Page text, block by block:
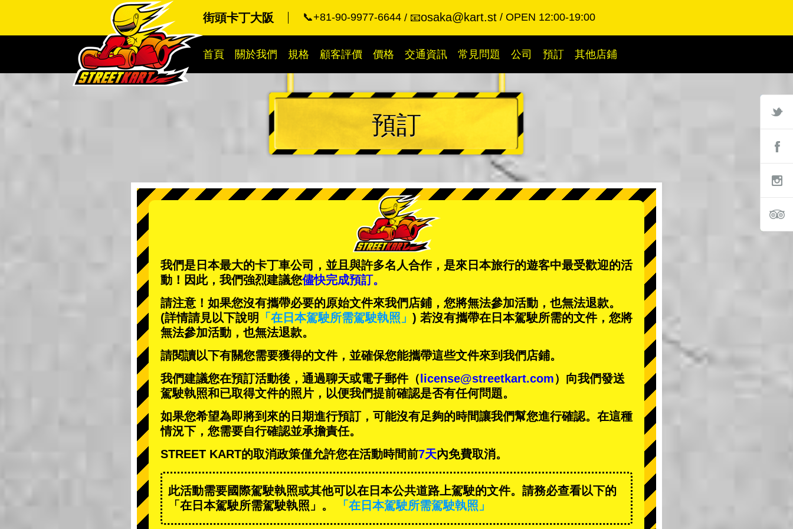
街頭卡丁大阪 📞+81-90-9977-6644 📧osaka@kart.st OPEN 12:00-19:00
首頁 關於我們 規格 顧客評價 價格 交通資訊 常見問題 公司 預訂 其他店鋪
預訂
我們是日本最大的卡丁車公司，並且與許多名人合作，是來日本旅行的遊客中最受歡迎的活
動 ！因此，我們強烈建議您儘快完成預訂。
請注意！如果您沒有攜帶必要的原始文件來我們店鋪，您將無法參加活動，也無法退款。
(詳情請見以下說明
「在日本駕駛所需駕駛執照」 ) 若沒有攜帶在日本駕駛所需的文件，您將
無法參加活動，也無法退款。
請閱讀以下有關您需要獲得的文件，並確保您能攜帶這些文件來到我們店鋪。
我們建議您在預訂活動後，通過聊天或電子郵件（ license@streetkart.com）向我們發送
駕駛執照和已取得文件的照片，以便我們提前確認是否有任何問題。
如果您希望為即將到來的日期進行預訂，可能沒有足夠的時間讓我們幫您進行確認。在這種
情況下，您需要自行確認並承擔責任。
STREET KART的取消政策僅允許您在活動時間前7天內免費取消。
此活動需要國際駕駛執照或其他可以在日本公共道路上駕駛的文件。請務必查看以下的
「在日本駕駛所需駕駛執照」。
「在日本駕駛所需駕駛執照」